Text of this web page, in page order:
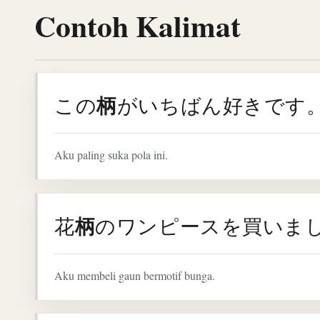
Contoh Kalimat
この柄がいちばん好きです。
Aku paling suka pola ini.
花柄のワンピースを買いまし
Aku membeli gaun bermotif bunga.